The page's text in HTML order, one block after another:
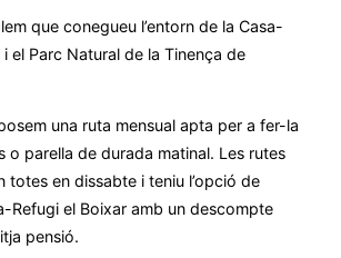
que conegueu l’entorn de la Casa-
i el Parc Natural de la Tinença de
una ruta mensual apta per a fer-la
o parella de durada matinal. Les rutes
totes en dissabte i teniu l’opció de
Refugi el Boixar amb un descompte
pensió.